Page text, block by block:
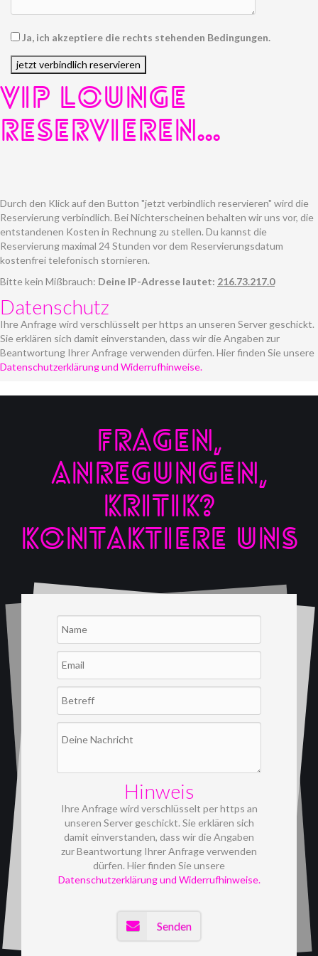
Ja, ich akzeptiere die rechts stehenden Bedingungen.
VIP LOUNGE
RESERVIEREN...
Durch den Klick auf den Button "jetzt verbindlich reservieren" wird die
Reservierung verbindlich. Bei Nichterscheinen behalten wir uns vor, die
entstandenen Kosten in Rechnung zu stellen. Du kannst die
Reservierung maximal 24 Stunden vor dem Reservierungsdatum
kostenfrei telefonisch stornieren.
Bitte kein Mißbrauch: Deine IP-Adresse lautet: 216.73.217.0
Datenschutz
Ihre Anfrage wird verschlüsselt per https an unseren Server geschickt.
Sie erklären sich damit einverstanden, dass wir die Angaben zur
Beantwortung Ihrer Anfrage verwenden dürfen. Hier finden Sie unsere
Datenschutzerklärung und Widerrufhinweise.
FRAGEN,
ANREGUNGEN,
KRITIK?
KONTAKTIERE UNS
Hinweis
Ihre Anfrage wird verschlüsselt per https an
unseren Server geschickt. Sie erklären sich
damit einverstanden, dass wir die Angaben
zur Beantwortung Ihrer Anfrage verwenden
dürfen. Hier finden Sie unsere
Datenschutzerklärung und Widerrufhinweise.
Senden